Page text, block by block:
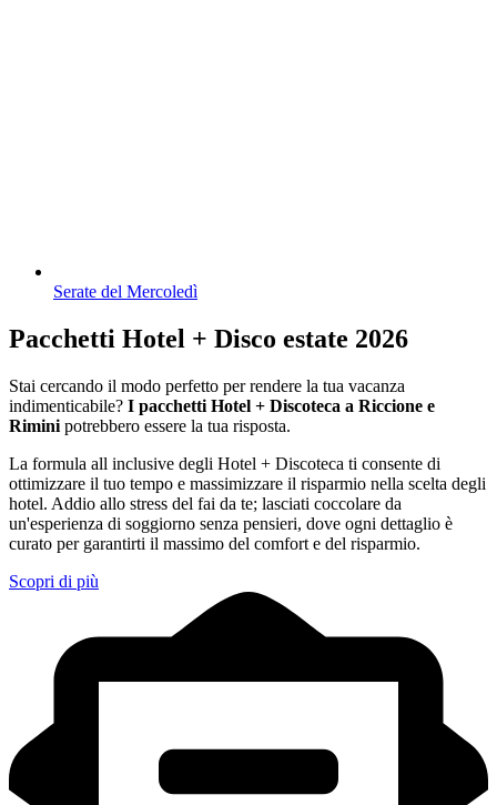
Serate del Mercoledì
Pacchetti Hotel + Disco estate 2026
Stai cercando il modo perfetto per rendere la tua vacanza
indimenticabile? I pacchetti Hotel + Discoteca a Riccione e
Rimini potrebbero essere la tua risposta.
La formula all inclusive degli Hotel + Discoteca ti consente di
ottimizzare il tuo tempo e massimizzare il risparmio nella scelta degli
hotel. Addio allo stress del fai da te; lasciati coccolare da
un'esperienza di soggiorno senza pensieri, dove ogni dettaglio è
curato per garantirti il massimo del comfort e del risparmio.
Scopri di più